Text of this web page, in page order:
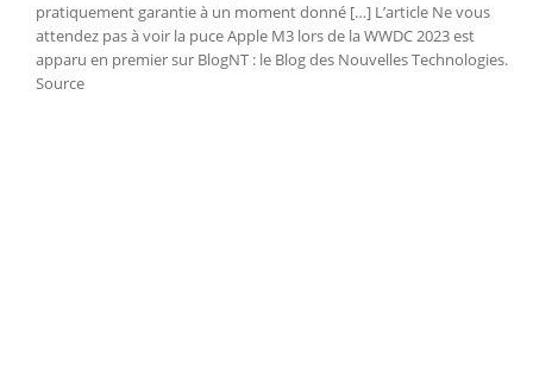
pratiquement garantie à un moment donné […] L’article Ne vous
attendez pas à voir la puce Apple M3 lors de la WWDC 2023 est
apparu en premier sur BlogNT : le Blog des Nouvelles Technologies.
Source